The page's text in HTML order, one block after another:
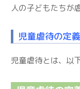
人の子どもたちが
児童虐待の定義
児童虐待とは、以